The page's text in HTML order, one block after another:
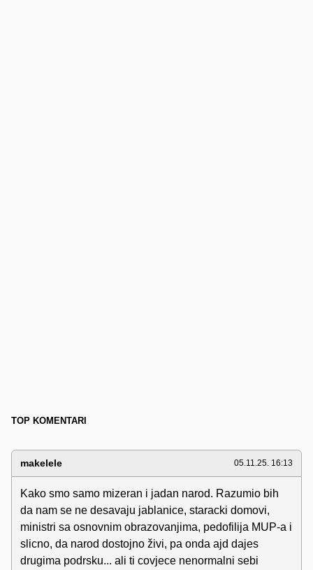
TOP KOMENTARI
makelele 05.11.25. 16:13
Kako smo samo mizeran i jadan narod. Razumio bih
da nam se ne desavaju jablanice, staracki domovi,
ministri sa osnovnim obrazovanjima, pedofilija MUP-a i
slicno, da narod dostojno živi, pa onda ajd dajes
drugima podrsku... ali ti covjece nenormalni sebi